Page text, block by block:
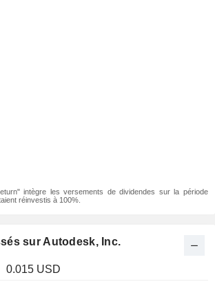
intègre les versements de dividendes sur la période
réinvestis à 100%.
sur Autodesk, Inc.
0.015 USD